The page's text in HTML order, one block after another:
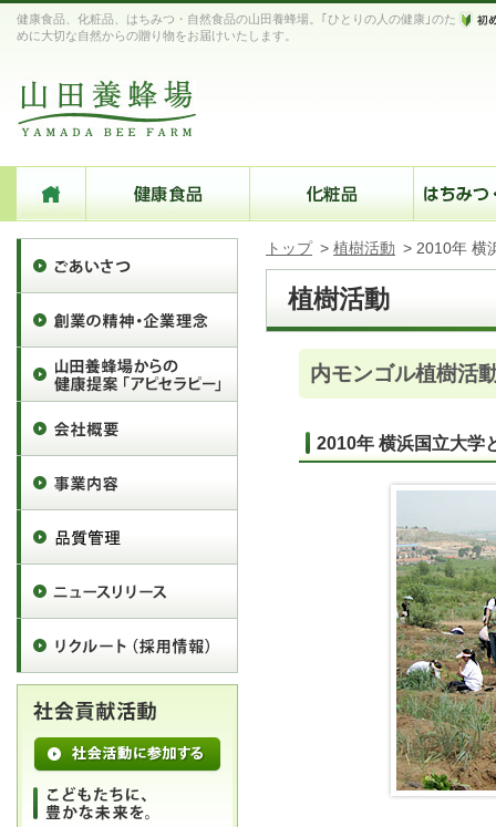
健康食品、化粧品、はちみつ・自然食品の山田養蜂場。｢ひとりの人の健康｣のた
めに大切な自然からの贈り物をお届けいたします。
トップ > 植樹活動 > 2010年 横
植樹活動
内モンゴル植樹活
2010年 横浜国立大学